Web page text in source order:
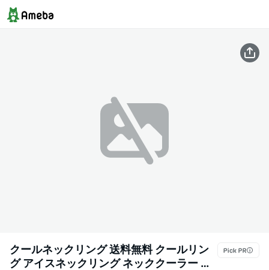
クールネックリング 送料無料 クールリン
グ アイスネックリング ネッククーラー ク